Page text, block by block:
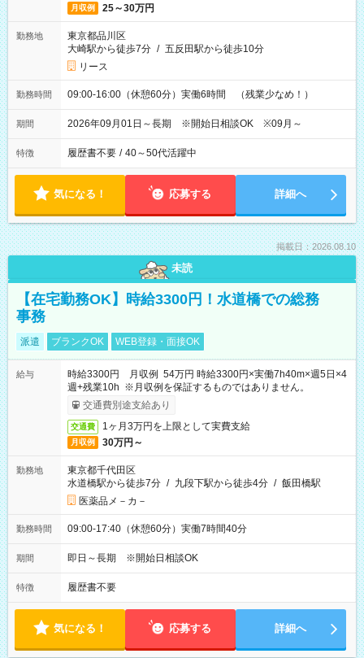
月収例 25～30万円
勤務地
東京都品川区
大崎駅から徒歩7分 / 五反田駅から徒歩10分
リース
勤務時間 09:00-16:00（休憩60分）実働6時間 （残業少なめ！）
期間 2026年09月01日～長期 ※開始日相談OK ※09月～
特徴 履歴書不要 / 40～50代活躍中
気になる！ 応募する 詳細へ
掲載日：2026.08.10
未読
【在宅勤務OK】時給3300円！水道橋での総務
事務
派遣 ブランクOK WEB登録・面接OK
給与
時給3300円 月収例 54万円 時給3300円×実働7h40m×週5日×4
週+残業10h ※月収例を保証するものではありません。
交通費別途支給あり
交通費 1ヶ月3万円を上限として実費支給
月収例 30万円～
勤務地
東京都千代田区
水道橋駅から徒歩7分 / 九段下駅から徒歩4分 / 飯田橋駅
医薬品メ－カ－
勤務時間 09:00-17:40（休憩60分）実働7時間40分
期間 即日～長期 ※開始日相談OK
特徴 履歴書不要
気になる！ 応募する 詳細へ